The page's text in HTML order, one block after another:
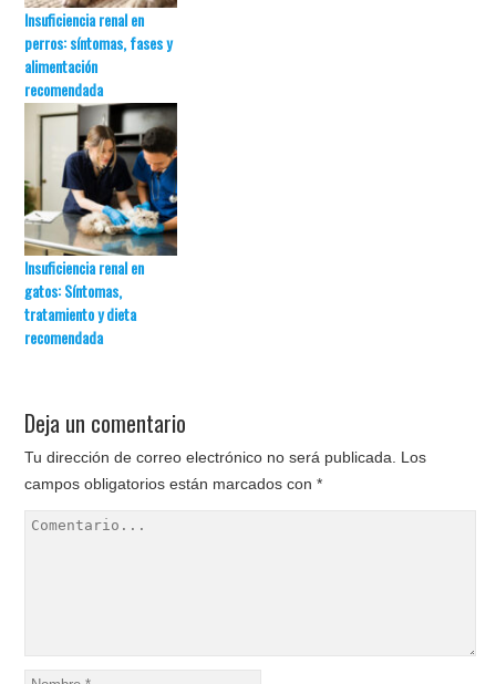
Insuficiencia renal en
perros: síntomas, fases y
alimentación
recomendada
Insuficiencia renal en
gatos: Síntomas,
tratamiento y dieta
recomendada
Deja un comentario
Tu dirección de correo electrónico no será publicada.
Los
campos obligatorios están marcados con*